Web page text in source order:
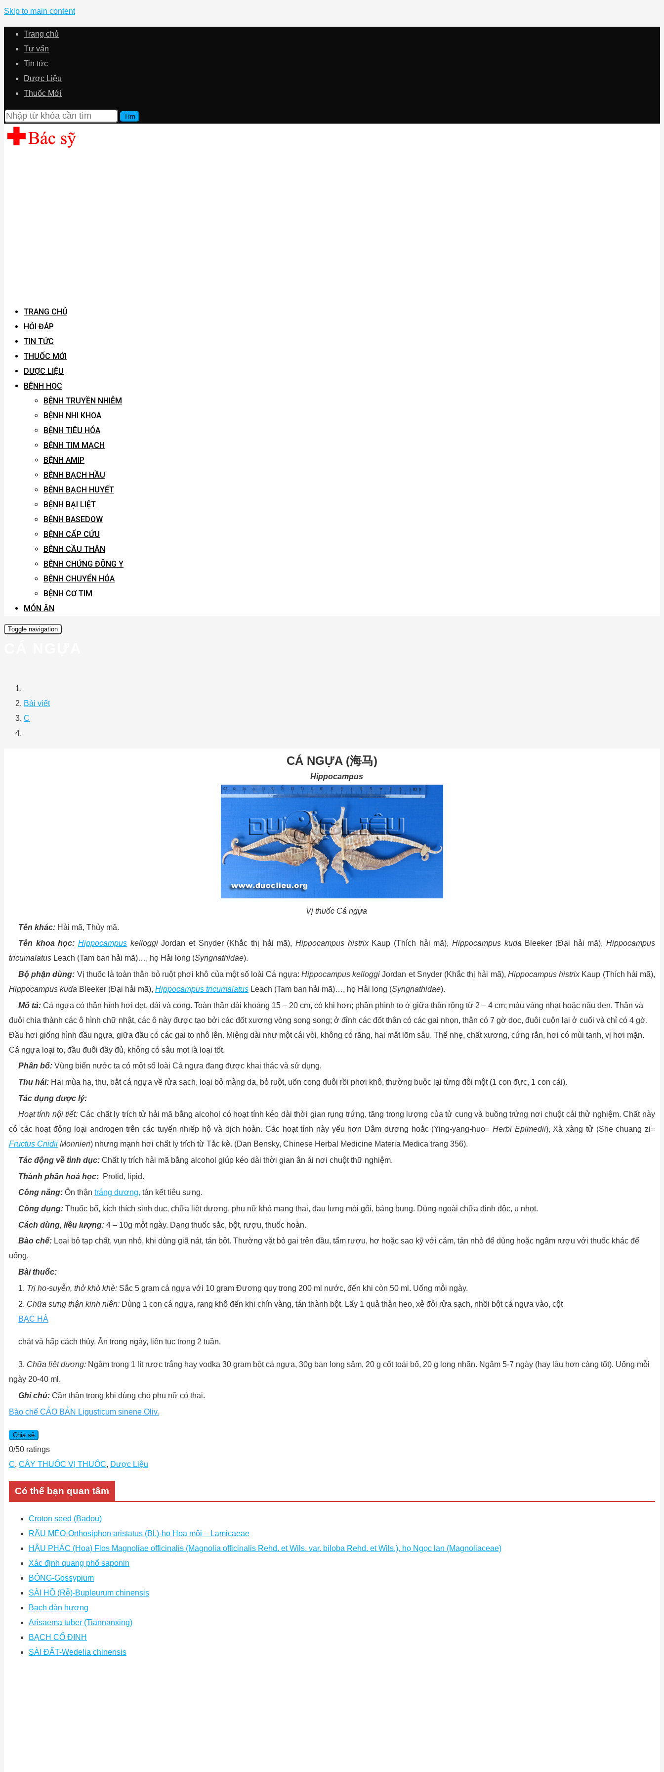
Skip to main content
Trang chủ
Tư vấn
Tin tức
Dược Liệu
Thuốc Mới
TRANG CHỦ
HỎI ĐÁP
TIN TỨC
THUỐC MỚI
DƯỢC LIỆU
BỆNH HỌC
BỆNH TRUYỀN NHIỄM
BỆNH NHI KHOA
BỆNH TIÊU HÓA
BỆNH TIM MẠCH
BỆNH AMIP
BỆNH BẠCH HẦU
BỆNH BẠCH HUYẾT
BỆNH BẠI LIỆT
BỆNH BASEDOW
BỆNH CẤP CỨU
BỆNH CẦU THẬN
BỆNH CHỨNG ĐÔNG Y
BỆNH CHUYỂN HÓA
BỆNH CƠ TIM
MÓN ĂN
Toggle navigation
Bài viết
C
CÁ NGỰA (海马)
Hippocampus
Vị thuốc Cá ngựa
Tên khác: Hải mã, Thủy mã.
Tên khoa học: HippocampuskelloggiJordan et Snyder (Khắc thị hải mã), Hippocampus histrixKaup (Thích hải mã), Hippocampus kudaBleeker (Đại hải mã),Hippocampus
tricumalatus Leach (Tam ban hải mã)…, họ Hải long (Syngnathidae).
Bộ phận dùng: Vị thuốc là toàn thân bỏ ruột phơi khô của một số loài Cá ngựa: Hippocampus kelloggi Jordan et Snyder (Khắc thị hải mã), Hippocampus histrixKaup (Thích hải mã),
Hippocampus kuda Bleeker (Đại hải mã), Hippocampus tricumalatus Leach (Tam ban hải mã)…, họ Hải long (Syngnathidae).
Mô tả: Cá ngựa có thân hình hơi dẹt, dài và cong. Toàn thân dài khoảng 15 – 20 cm, có khi hơn; phần phình to ở giữa thân rộng từ 2 – 4 cm; màu vàng nhạt hoặc nâu đen. Thân và
đuôi chia thành các ô hình chữ nhật, các ô này được tạo bởi các đốt xương vòng song song; ở đỉnh các đốt thân có các gai nhọn, thân có 7 gờ dọc, đuôi cuộn lại ở cuối và chỉ có 4 gờ.
Đầu hơi giống hình đầu ngựa, giữa đầu có các gai to nhô lên. Miệng dài như một cái vòi, không có răng, hai mắt lõm sâu. Thể nhẹ, chất xương, cứng rắn, hơi có mùi tanh, vị hơi mặn.
Cá ngựa loại to, đầu đuôi đầy đủ, không có sâu mọt là loại tốt.
Phân bố: Vùng biển nước ta có một số loài Cá ngựa đang được khai thác và sử dụng.
Thu hái:Hai mùa hạ, thu, bắt cá ngựa về rửa sạch, loại bỏ màng da, bỏ ruột, uốn cong đuôi rồi phơi khô, thường buộc lại từng đôi một (1 con đực, 1 con cái).
Tác dụng dược lý:
Hoạt tính nội tiết: Các chất ly trích tử hải mã bằng alcohol có hoạt tính kéo dài thời gian rụng trứng, tăng trọng lượng của tử cung và buồng trứng nơi chuột cái thử nghiệm. Chất này
có các hoạt động loại androgen trên các tuyến nhiếp hộ và dịch hoàn. Các hoạt tính này yếu hơn Dâm dương hoắc (Ying-yang-huo=Herbi Epimedii), Xà xàng tử (She chuang zi=
Fructus Cnidii Monnieri) nhưng mạnh hơi chất ly trích từ Tắc kè. (Dan Bensky, Chinese Herbal Medicine Materia Medica trang 356).
Tác động về tình dục: Chất ly trích hải mã bằng alcohol giúp kéo dài thời gian ân ái nơi chuột thữ nghiệm.
Thành phần hoá học: Protid, lipid.
Công năng: Ôn thận tráng dương, tán kết tiêu sưng.
Công dụng: Thuốc bổ, kích thích sinh dục, chữa liệt dương, phụ nữ khó mang thai, đau lưng mỏi gối, báng bụng. Dùng ngoài chữa đinh độc, u nhọt.
Cách dùng, liều lượng: 4 – 10g một ngày. Dạng thuốc sắc, bột, rượu, thuốc hoàn.
Bào chế: Loại bỏ tạp chất, vụn nhỏ, khi dùng giã nát, tán bột. Thường vặt bỏ gai trên đầu, tẩm rượu, hơ hoặc sao kỹ với cám, tán nhỏ để dùng hoặc ngâm rượu với thuốc khác để
uống.
Bài thuốc:
1. Trị ho-suyễn, thở khò khè:Sắc 5 gram cá ngựa với 10 gram Đương quy trong 200 ml nước, đến khi còn 50 ml. Uống mỗi ngày.
2. Chữa sưng thận kinh niên:Dùng 1 con cá ngựa, rang khô đến khi chín vàng, tán thành bột. Lấy 1 quả thận heo, xẻ đôi rửa sạch, nhồi bột cá ngựa vào, cột
BẠC HÀ
chặt và hấp cách thủy. Ăn trong ngày, liên tục trong 2 tuần.
3. Chữa liệt dương:Ngâm trong 1 lít rược trắng hay vodka 30 gram bột cá ngựa, 30g ban long sâm, 20 g cốt toái bổ, 20 g long nhãn. Ngâm 5-7 ngày (hay lâu hơn càng tốt). Uống mỗi
ngày 20-40 ml.
Ghi chú:Cần thận trọng khi dùng cho phụ nữ có thai.
Bào chế CẢO BẢN Ligusticum sinene Oliv.
Chia sẻ
0/50 ratings
C, CÂY THUỐC VỊ THUỐC, Dược Liệu
Có thể bạn quan tâm
Croton seed (Badou)
RÂU MÈO-Orthosiphon aristatus (Bl.)-họ Hoa môi – Lamicaeae
HẬU PHÁC (Hoa) Flos Magnoliae officinalis (Magnolia officinalis Rehd. et Wils. var. biloba Rehd. et Wils.), họ Ngọc lan (Magnoliaceae)
Xác định quang phổ saponin
BÔNG-Gossypium
SÀI HỒ (Rễ)-Bupleurum chinensis
Bạch đàn hương
Arisaema tuber (Tiannanxing)
BẠCH CỔ ĐINH
SÀI ĐẤT-Wedelia chinensis